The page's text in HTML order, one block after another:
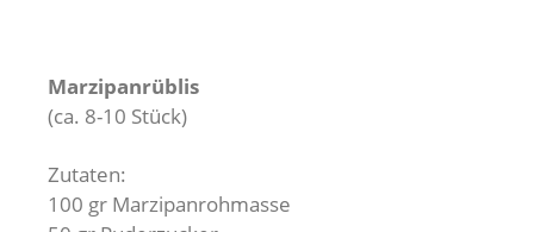
Marzipanrüblis
(ca. 8-10 Stück)
Zutaten:
100 gr Marzipanrohmasse